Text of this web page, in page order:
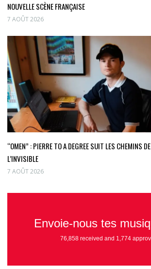
NOUVELLE SCÈNE FRANÇAISE
7 AOÛT 2026
“OMEN” : PIERRE TO A DEGREE SUIT LES CHEMINS DE
L’INVISIBLE
7 AOÛT 2026